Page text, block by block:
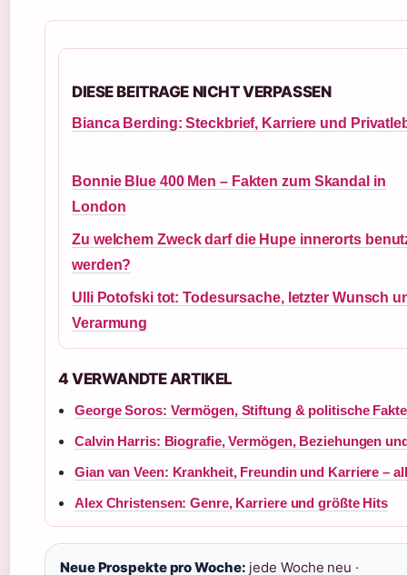
DIESE BEITRAGE NICHT VERPASSEN
Bianca Berding: Steckbrief, Karriere und
Bonnie Blue 400 Men – Fakten zum Skandal in
London
Zu welchem Zweck darf die Hupe innerorts
werden?
Ulli Potofski tot: Todesursache, letzter Wunsch
Verarmung
4 VERWANDTE ARTIKEL
George Soros: Vermögen, Stiftung & politische
Calvin Harris: Biografie, Vermögen, Beziehungen
Gian van Veen: Krankheit, Freundin und Karriere –
Alex Christensen: Genre, Karriere und größte Hits
Neue Prospekte pro Woche: jede Woche neu ·